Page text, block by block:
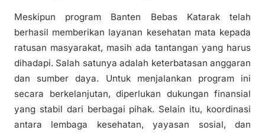
Meskipun program Banten Bebas Katarak telah
berhasil memberikan layanan kesehatan mata kepada
ratusan masyarakat, masih ada tantangan yang harus
dihadapi. Salah satunya adalah keterbatasan anggaran
dan sumber daya. Untuk menjalankan program ini
secara berkelanjutan, diperlukan dukungan finansial
yang stabil dari berbagai pihak. Selain itu, koordinasi
antara lembaga kesehatan, yayasan sosial, dan